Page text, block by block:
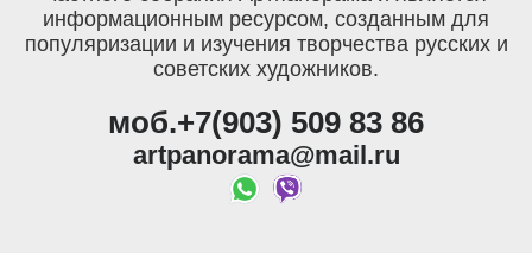
информационным ресурсом, созданным для
популяризации и изучения творчества русских и
советских художников.
моб.+7(903) 509 83 86
artpanorama@mail.ru